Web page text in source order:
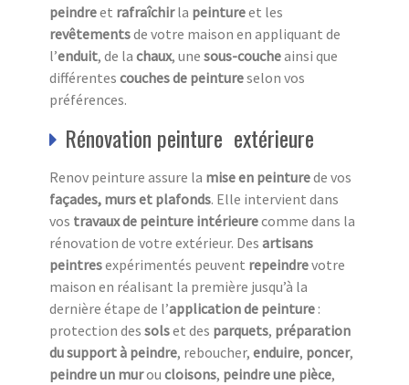
peindreet rafraîchirla peintureet les
revêtementsde votre maison en appliquant de
l’enduit, de la chaux, une sous-coucheainsi que
différentes couches de peintureselon vos
préférences.
Rénovation peinture extérieure
Renov peinture assure la mise en peinturede vos
façades, murs et plafonds. Elle intervient dans
vos travaux de peinture intérieurecomme dans la
rénovation de votre extérieur. Des artisans
peintresexpérimentés peuvent repeindrevotre
maison en réalisant la première jusqu’à la
dernière étape de l’application de peinture :
protection des solset des parquets, préparation
dusupport à peindre, reboucher, enduire, poncer,
peindre un murou cloisons, peindre une pièce,